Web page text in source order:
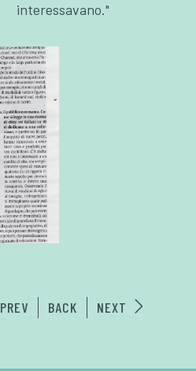
interessavano."
PREV BACK NEXT